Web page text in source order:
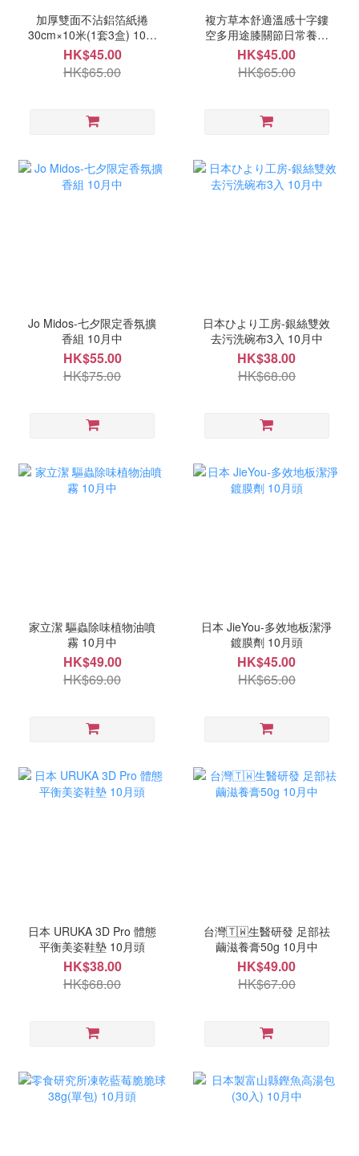
加厚雙面不沾鋁箔紙捲
30cm×10米(1套3盒) 10月
頭
HK$45.00
HK$65.00
複方草本舒適溫感十字鏤
空多用途膝關節日常養護
貼4枚-1套4盒 10月頭
HK$45.00
HK$65.00
Jo Midos-七夕限定香氛擴
香組 10月中
HK$55.00
HK$75.00
日本ひより工房-銀絲雙效
去污洗碗布3入 10月中
HK$38.00
HK$68.00
家立潔 驅蟲除味植物油噴
霧 10月中
HK$49.00
HK$69.00
日本 JieYou-多效地板潔淨
鍍膜劑 10月頭
HK$45.00
HK$65.00
日本 URUKA 3D Pro 體態
平衡美姿鞋墊 10月頭
HK$38.00
HK$68.00
台灣🇹🇼生醫研發 足部祛
繭滋養膏50g 10月中
HK$49.00
HK$67.00